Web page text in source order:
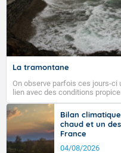
La tramontane
On observe parfois ces jours-ci
lien avec des conditions
tramontane ? Quelles sont ses
vent turbulent soufflant de
ouest, dans un secteur qui part
l’ouest de l’Hérault.
signifiant au-delà des monts,
d’où provient ce vent.
Bilan
chaud et un
France
04/08/2026